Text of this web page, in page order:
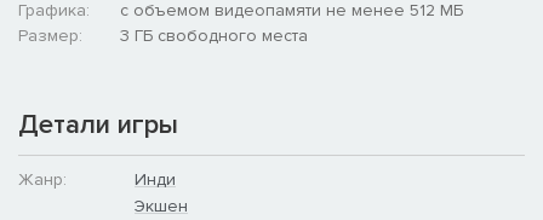
Графика:
с объемом видеопамяти не менее 512 МБ
Размер:
3 ГБ свободного места
Детали игры
Жанр:
Инди
Экшен